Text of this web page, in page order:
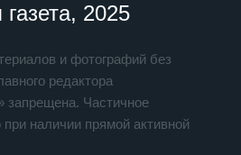
2025
и фотографий без
редактора
запрещена. Частичное
наличии прямой активной